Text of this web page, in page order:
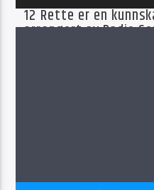
12 Rette er en
arrangert av Radio